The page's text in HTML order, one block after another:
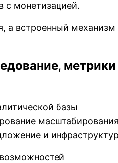
с монетизацией.
а встроенный механизм
метрики
базы
масштабирования
и